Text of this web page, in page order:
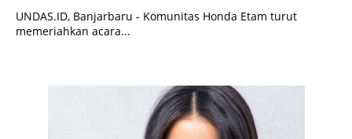
UNDAS.ID, Banjarbaru - Komunitas Honda Etam turut
memeriahkan acara...